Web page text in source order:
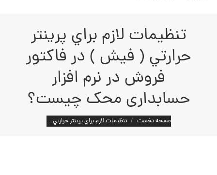
تنظيمات لازم براي پرينتر
حرارتي ( فیش ) در فاکتور
فروش در نرم افزار
حسابداری محک چيست؟
مکان شما:
صفحه نخست تنظيمات لازم براي پرينتر حرارتي…